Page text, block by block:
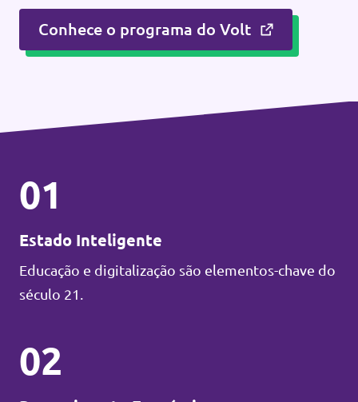
Conhece o programa do Volt
01
Estado Inteligente
Educação e digitalização são elementos-chave do
século 21.
02